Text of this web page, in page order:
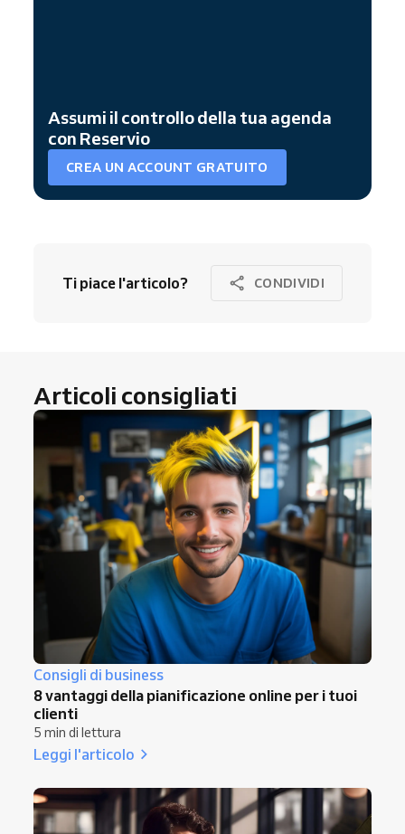
Assumi il controllo della tua agenda
con Reservio
CREA UN ACCOUNT GRATUITO
Ti piace l'articolo? CONDIVIDI
Articoli consigliati
Consigli di business
8 vantaggi della pianificazione online per i tuoi
clienti
5 min di lettura
Leggi l'articolo